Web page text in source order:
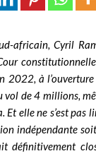
africain, Cyril
2022, à
vol de 4 millions,
Et elle ne s’est
indépendante
définitivement